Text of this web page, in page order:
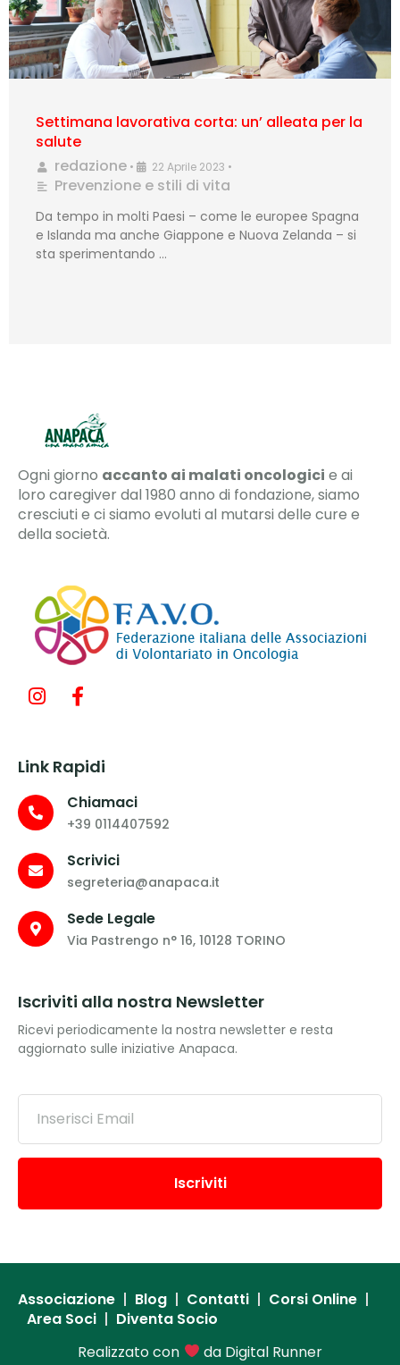
Settimana lavorativa corta: un’ alleata per la
salute
redazione • 22 Aprile 2023 •
Prevenzione e stili di vita
Da tempo in molti Paesi – come le europee Spagna
e Islanda ma anche Giappone e Nuova Zelanda – si
sta sperimentando …
Ogni giorno accanto ai malati oncologici e ai
loro caregiver dal 1980 anno di fondazione, siamo
cresciuti e ci siamo evoluti al mutarsi delle cure e
della società.
Link Rapidi
Chiamaci
+39 0114407592
Scrivici
segreteria@anapaca.it
Sede Legale
Via Pastrengo n° 16, 10128 TORINO
Iscriviti alla nostra Newsletter
Ricevi periodicamente la nostra newsletter e resta
aggiornato sulle iniziative Anapaca.
Iscriviti
Associazione Blog Contatti
Corsi Online
Area Soci
Diventa Socio
Realizzato con
da Digital Runner